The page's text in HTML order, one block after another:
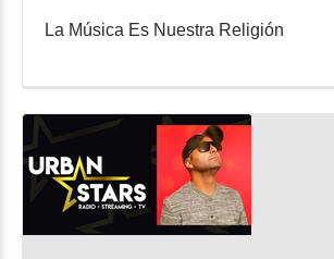
La Música Es Nuestra Religión